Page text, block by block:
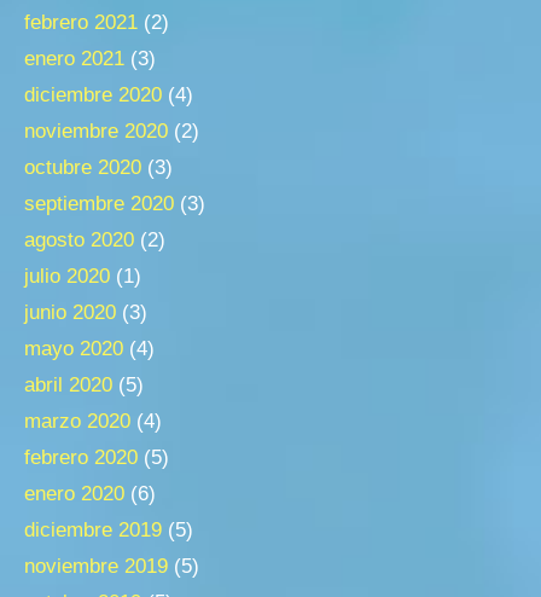
febrero 2021 (2)
enero 2021 (3)
diciembre 2020 (4)
noviembre 2020 (2)
octubre 2020 (3)
septiembre 2020 (3)
agosto 2020 (2)
julio 2020 (1)
junio 2020 (3)
mayo 2020 (4)
abril 2020 (5)
marzo 2020 (4)
febrero 2020 (5)
enero 2020 (6)
diciembre 2019 (5)
noviembre 2019 (5)